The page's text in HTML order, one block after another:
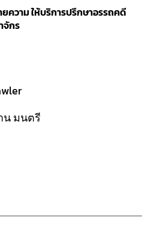
ความ ให้บริการปรึกษาอรรถคดี
จักร
น มนตรี